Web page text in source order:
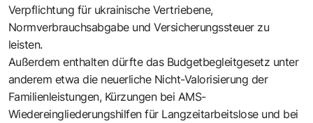
Verpflichtung für ukrainische Vertriebene,
Normverbrauchsabgabe und Versicherungssteuer zu
leisten.
Außerdem enthalten dürfte das Budgetbegleitgesetz unter
anderem etwa die neuerliche Nicht-Valorisierung der
Familienleistungen, Kürzungen bei AMS-
Wiedereingliederungshilfen für Langzeitarbeitslose und bei